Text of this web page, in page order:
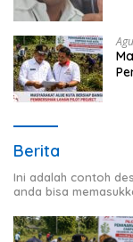
Berita
Ini adalah contoh
anda bisa